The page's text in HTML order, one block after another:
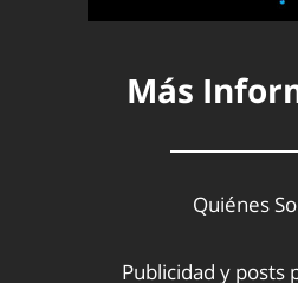
Más
Quiénes
Publicidad y posts